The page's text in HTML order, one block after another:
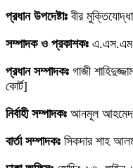
প্রধান উপদেষ্টাঃ বীর
সম্পাদক ও প্রকাশকঃ এ.এস.এম
প্রধান সম্পাদকঃ গাজী
কোর্ট]
নির্বাহী সম্পাদকঃ আনমূল
বার্তা সম্পাদকঃ সিকদার শাহ